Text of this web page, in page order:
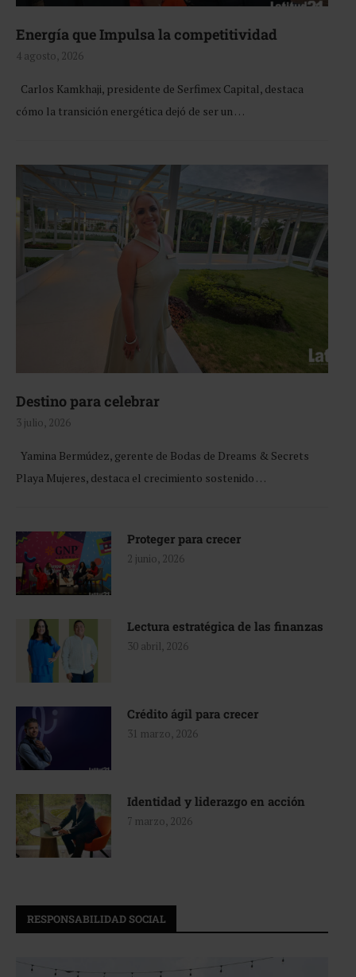
Energía que Impulsa la competitividad
4 agosto, 2026
Carlos Kamkhaji, presidente de Serfimex Capital, destaca
cómo la transición energética dejó de ser un …
Destino para celebrar
3 julio, 2026
Yamina Bermúdez, gerente de Bodas de Dreams & Secrets
Playa Mujeres, destaca el crecimiento sostenido …
Proteger para crecer
2 junio, 2026
Lectura estratégica de las finanzas
30 abril, 2026
Crédito ágil para crecer
31 marzo, 2026
Identidad y liderazgo en acción
7 marzo, 2026
RESPONSABILIDAD SOCIAL